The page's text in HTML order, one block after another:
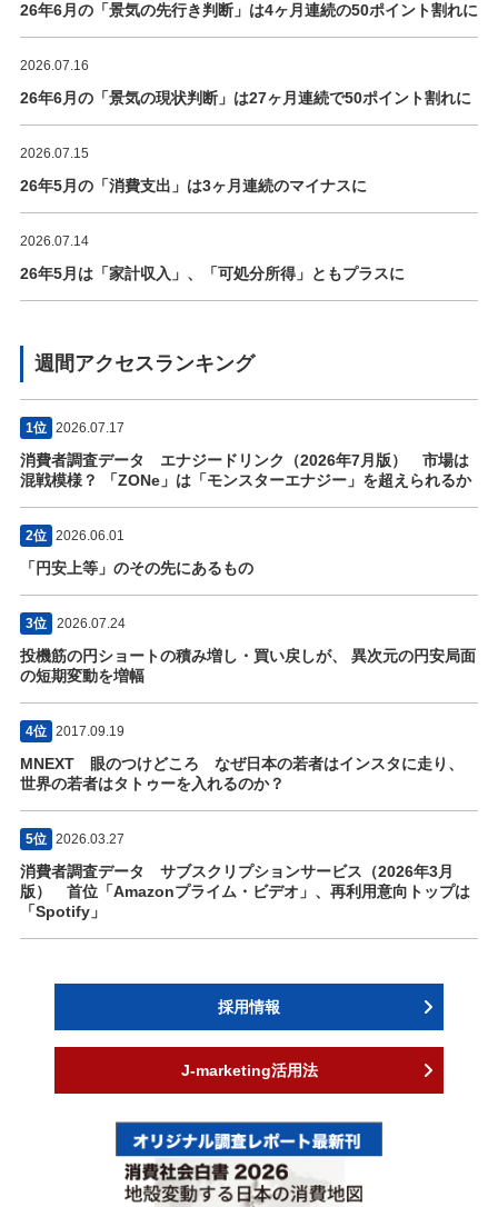
26年6月の「景気の先行き判断」は4ヶ月連続の50ポイント割れに
2026.07.16
26年6月の「景気の現状判断」は27ヶ月連続で50ポイント割れに
2026.07.15
26年5月の「消費支出」は3ヶ月連続のマイナスに
2026.07.14
26年5月は「家計収入」、「可処分所得」ともプラスに
週間アクセスランキング
1位 2026.07.17
消費者調査データ エナジードリンク（2026年7月版） 市場は
混戦模様？ 「ZONe」は「モンスターエナジー」を超えられるか
2位 2026.06.01
「円安上等」のその先にあるもの
3位 2026.07.24
投機筋の円ショートの積み増し・買い戻しが、 異次元の円安局面
の短期変動を増幅
4位 2017.09.19
MNEXT 眼のつけどころ なぜ日本の若者はインスタに走り、
世界の若者はタトゥーを入れるのか？
5位 2026.03.27
消費者調査データ サブスクリプションサービス（2026年3月
版） 首位「Amazonプライム・ビデオ」、再利用意向トップは
「Spotify」
採用情報
J-marketing活用法